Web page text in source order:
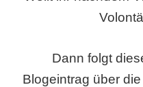
Dann folgt
Blogeintrag über